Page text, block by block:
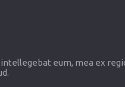
eum, mea ex